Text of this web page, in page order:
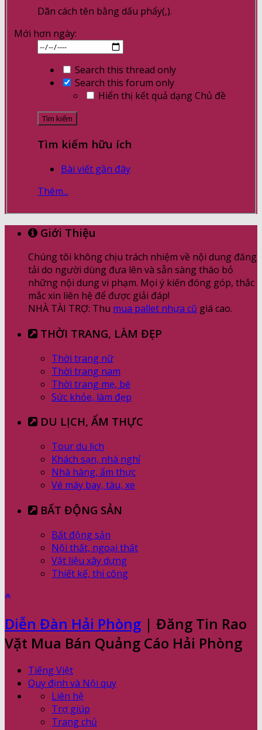
Dãn cách tên bằng dấu phẩy(,).
Mới hơn ngày:
Search this thread only
Search this forum only
Hiển thị kết quả dạng Chủ đề
Tìm kiếm hữu ích
Bài viết gần đây
Thêm...
Giới Thiệu
Chúng tôi không chịu trách nhiệm về nội dung đăng
tải do người dùng đưa lên và sẵn sàng tháo bỏ
những nội dung vi phạm. Mọi ý kiến đóng góp, thắc
mắc xin liên hệ để được giải đáp!
NHÀ TÀI TRỢ: Thu mua pallet nhựa cũ giá cao.
THỜI TRANG, LÀM ĐẸP
Thời trang nữ
Thời trang nam
Thời trang mẹ, bé
Sức khỏe, làm đẹp
DU LỊCH, ẨM THỰC
Tour du lịch
Khách sạn, nhà nghỉ
Nhà hàng, ẩm thực
Vé máy bay, tàu, xe
BẤT ĐỘNG SẢN
Bất động sản
Nội thất, ngoại thất
Vật liệu xây dựng
Thiết kế, thi công
Diễn Đàn Hải Phòng | Đăng Tin Rao
Vặt Mua Bán Quảng Cáo Hải Phòng
Tiếng Việt
Quy định và Nội quy
Liên hệ
Trợ giúp
Trang chủ